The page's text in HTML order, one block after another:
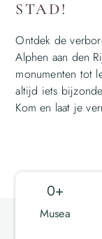
STAD!
Ontdek de
Alphen aan den
monumenten tot
altijd iets
Kom en laat je
Musea
0+